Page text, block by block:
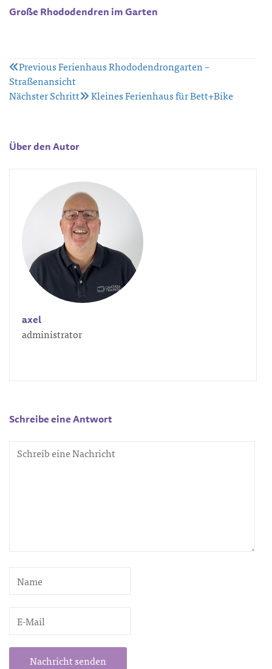
Große Rhododendren im Garten
Beitragsnavigation
PreviousFerienhaus Rhododendrongarten –
Straßenansicht
Nächster Schritt
Kleines Ferienhaus für Bett+Bike
Über den Autor
axel
administrator
Schreibe eine Antwort